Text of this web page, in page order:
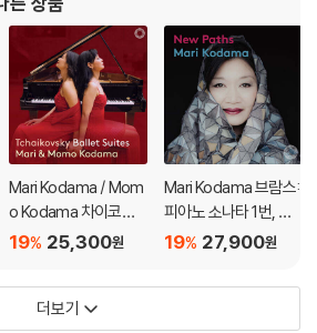
Mari Kodama / Mom
o Kodama 차이코프
스키: 발레 모음곡 (Tc
os)
25,300원
19%
Mari Kodama 브람스:
피아노 소나타 1번, 변
주곡 / 슈만: 헌정 (Ne
27,900원
19%
더보기